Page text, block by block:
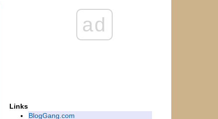
พึมพำกับตัวเองอีกครา
ชีวิต...แท้จริง...ว่างเปล่า
ความรัก ความคิด ...และหัวใจ
ad
Links
BlogGang.com